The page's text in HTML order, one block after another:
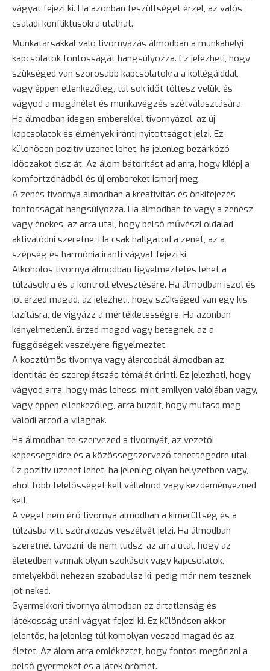
vágyat fejezi ki. Ha azonban feszültséget érzel, az valós
családi konfliktusokra utalhat.
Munkatársakkal való tivornyázás álmodban a munkahelyi
kapcsolatok fontosságát hangsúlyozza. Ez jelezheti, hogy
szükséged van szorosabb kapcsolatokra a kollégáiddal,
vagy éppen ellenkezőleg, túl sok időt töltesz velük, és
vágyod a magánélet és munkavégzés szétválasztására.
Ha álmodban idegen emberekkel tivornyázol, az új
kapcsolatok és élmények iránti nyitottságot jelzi. Ez
különösen pozitív üzenet lehet, ha jelenleg bezárkózó
időszakot élsz át. Az álom bátorítást ad arra, hogy kilépj a
komfortzónádból és új embereket ismerj meg.
A zenés tivornya álmodban a kreativitás és önkifejezés
fontosságát hangsúlyozza. Ha álmodban te vagy a zenész
vagy énekes, az arra utal, hogy belső művészi oldalad
aktiválódni szeretne. Ha csak hallgatod a zenét, az a
szépség és harmónia iránti vágyat fejezi ki.
Alkoholos tivornya álmodban figyelmeztetés lehet a
túlzásokra és a kontroll elvesztésére. Ha álmodban iszol és
jól érzed magad, az jelezheti, hogy szükséged van egy kis
lazításra, de vigyázz a mértékletességre. Ha azonban
kényelmetlenül érzed magad vagy betegnek, az a
függőségek veszélyére figyelmeztet.
A kosztümös tivornya vagy álarcosbál álmodban az
identitás és szerepjátszás témáját érinti. Ez jelezheti, hogy
vágyod arra, hogy más lehess, mint amilyen valójában vagy,
vagy éppen ellenkezőleg, arra buzdít, hogy mutasd meg
valódi arcod a világnak.
Ha álmodban te szervezed a tivornyát, az vezetői
képességeidre és a közösségszervező tehetségedre utal.
Ez pozitív üzenet lehet, ha jelenleg olyan helyzetben vagy,
ahol több felelősséget kell vállalnod vagy kezdeményezned
kell.
A véget nem érő tivornya álmodban a kimerültség és a
túlzásba vitt szórakozás veszélyét jelzi. Ha álmodban
szeretnél távozni, de nem tudsz, az arra utal, hogy az
életedben vannak olyan szokások vagy kapcsolatok,
amelyekből nehezen szabadulsz ki, pedig már nem tesznek
jót neked.
Gyermekkori tivornya álmodban az ártatlanság és
játékosság utáni vágyat fejezi ki. Ez különösen akkor
jelentős, ha jelenleg túl komolyan veszed magad és az
életet. Az álom arra emlékeztet, hogy fontos megőrizni a
belső gyermeket és a játék örömét.